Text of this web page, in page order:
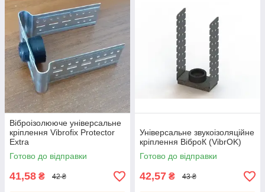
Віброізолююче універсальне
кріплення Vibrofix Protector
Extra
Готово до відправки
41,58 ₴ 42 ₴
Універсальне звукоізоляційне
кріплення ВіброК (VibrOK)
Готово до відправки
42,57 ₴ 43 ₴